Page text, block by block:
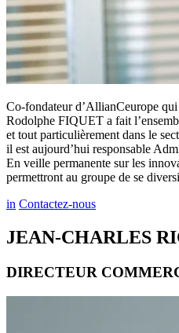
Co-fondateur d’AllianCeurope
Rodolphe FIQUET a fait
et tout particulièrement dans le
il est aujourd’hui responsable
En veille permanente sur les
permettront au groupe de se
in Contactez-nous
JEAN-CHARLES
DIRECTEUR